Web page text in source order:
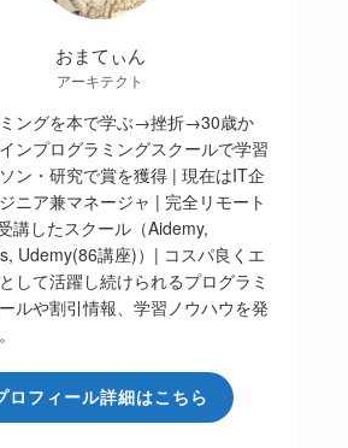
おまてぃん
アーキテクト
ングを本で学ぶ→挫折→30歳か
ンプログラミングスクールで学習
ン・研究で賞を獲得 | 現在はIT企
ニア兼マネージャ | 完全リモート
講したスクール（Aidemy,
Udemy(86講座)）| コスパ良くエ
して活躍し続けられるプログラミ
ルや割引情報、学習ノウハウを発
ロフィール詳細はこちら